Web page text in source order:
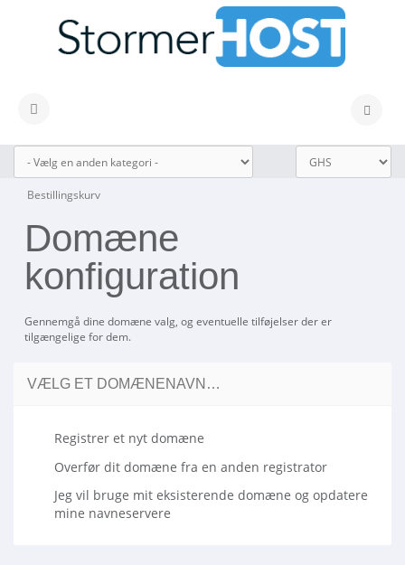
Skift navigation
Bestillingskurv
Domæne
konfiguration
Gennemgå dine domæne valg, og eventuelle tilføjelser der er
tilgængelige for dem.
VÆLG ET DOMÆNENAVN…
Registrer et nyt domæne
Overfør dit domæne fra en anden registrator
Jeg vil bruge mit eksisterende domæne og opdatere
mine navneservere